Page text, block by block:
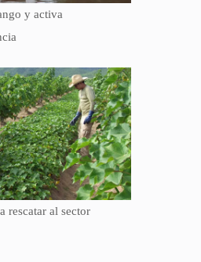
y activa
rescatar al sector